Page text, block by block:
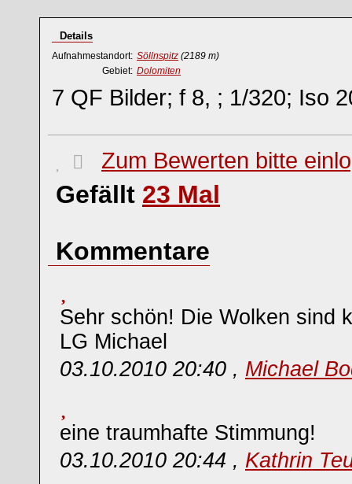
Details
Aufnahmestandort: Söllnspitz (2189 m)
Gebiet: Dolomiten
7 QF Bilder; f 8, ; 1/320; Iso
Zum Bewerten bitte
Gefällt 23 Mal
Kommentare
Sehr schön! Die Wolken sind
LG Michael
03.10.2010 20:40 , Michael
eine traumhafte Stimmung!
03.10.2010 20:44 , Kathrin